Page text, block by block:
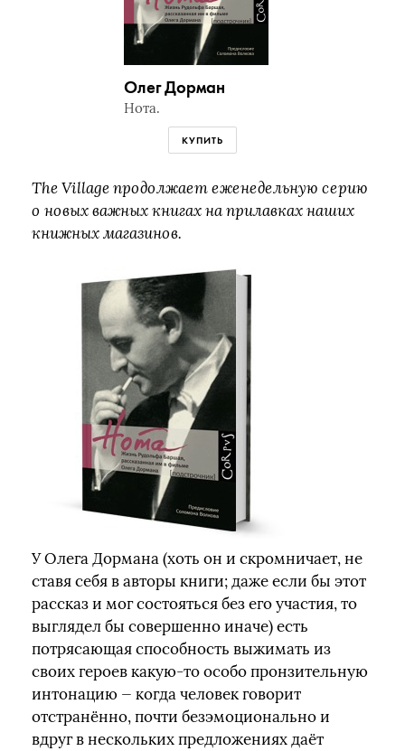
Олег Дорман
Нота.
КУПИТЬ
The Village продолжает еженедельную серию
о новых важных книгах на прилавках наших
книжных магазинов.
У Олега Дормана (хоть он и скромничает, не
ставя себя в авторы книги; даже если бы этот
рассказ и мог состояться без его участия, то
выглядел бы совершенно иначе) есть
потрясающая способность выжимать из
своих героев какую-то особо пронзительную
интонацию — когда человек говорит
отстранённо, почти безэмоционально и
вдруг в нескольких предложениях даёт